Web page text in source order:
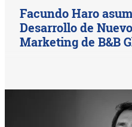
Facundo Haro
Desarrollo de
Marketing de B&B